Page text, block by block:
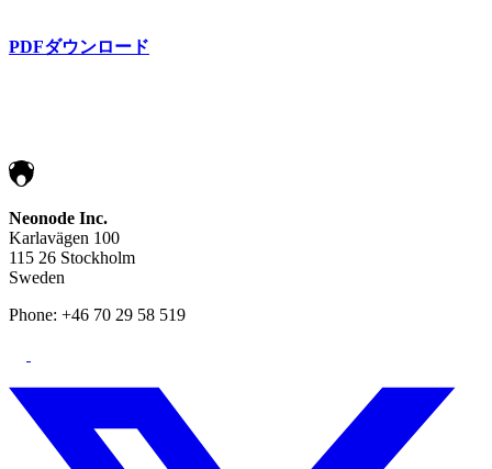
PDFダウンロード
Neonode Inc.
Karlavägen 100
115 26 Stockholm
Sweden
Phone: +46 70 29 58 519